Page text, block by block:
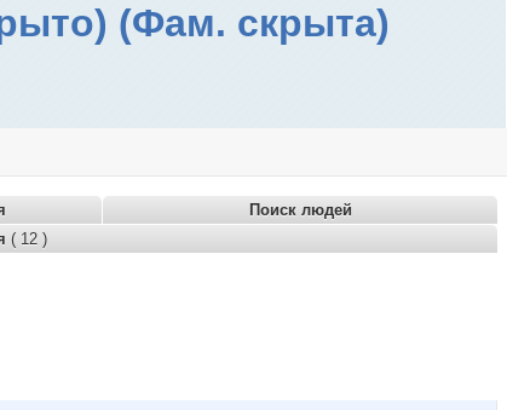
(Фам. скрыта)
Поиск людей
( 12 )